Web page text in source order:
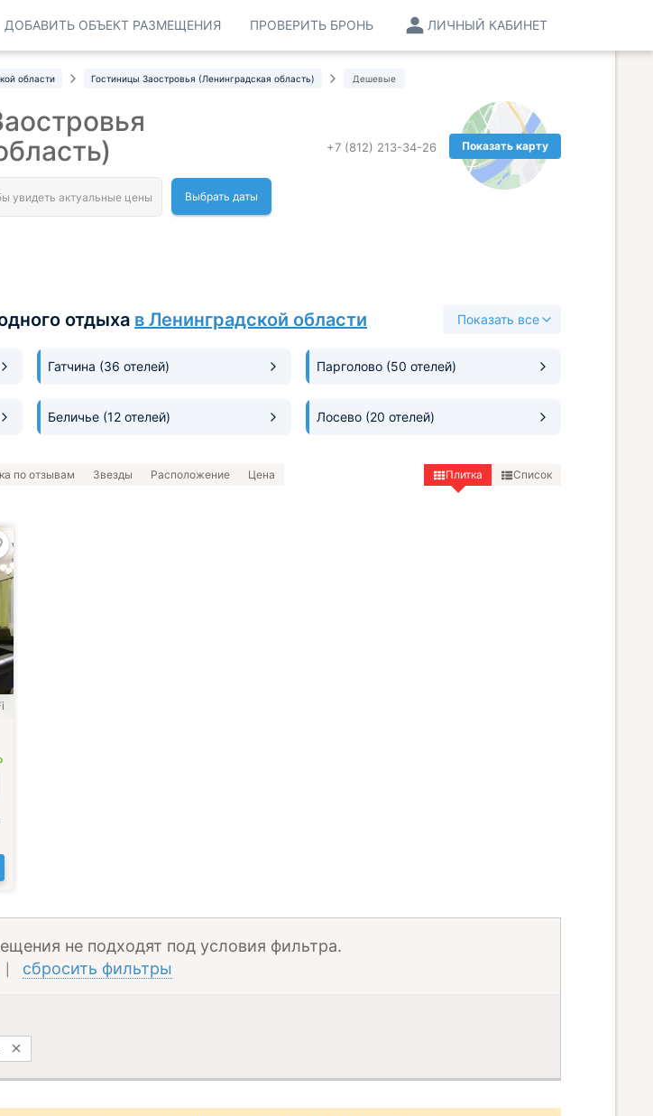
ЛИЧНЫЙ КАБИНЕТ
ПРОВЕРИТЬ БРОНЬ
ДОБАВИТЬ ОБЪЕКТ РАЗМЕЩЕНИЯ
области Гостиницы Заостровья (Ленинградская область) Дешевые
Показать карту
+7 (812) 213-34-26
Выбрать даты
отдыха в Ленинградской области Показать все
Гатчина (36 отелей) Парголово (50 отелей)
Беличье (12 отелей) Лосево (20 отелей)
по отзывам Звезды Расположение Цена Плитка Список
не подходят под условия фильтра.
сбросить фильтры